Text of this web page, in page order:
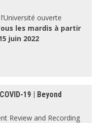
ouverte
les mardis à partir
juin 2022
19 | Beyond
Review and Recording